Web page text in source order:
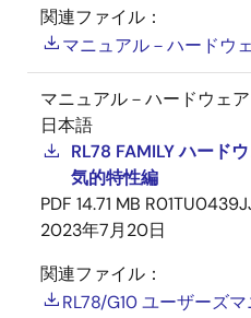
関連ファイル：
マニュアル－ハードウ
マニュアル－ハードウェア
日本語
RL78 FAMILY ハード
気的特性編
PDF 14.71 MB
2023年7月20日
関連ファイル：
RL78/G10 ユーザーズ